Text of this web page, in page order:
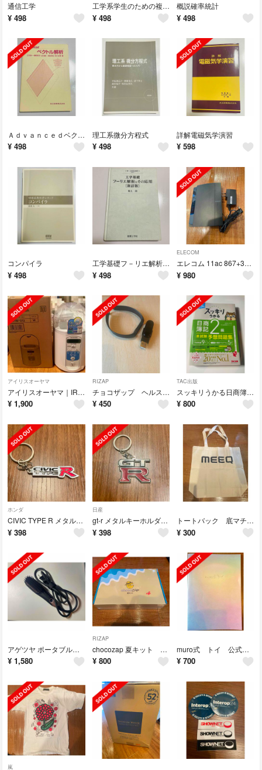
通信工学
¥ 498
工学系学生のための複素関数攻略への一本道
¥ 498
概説確率統計
¥ 498
Ａｄｖａｎｃｅｄベクトル解析
¥ 498
理工系微分方程式
¥ 498
詳解電磁気学演習
¥ 598
コンパイラ
¥ 498
工学基礎フ－リエ解析とその応用
¥ 498
ELECOM
エレコム 11ac 867+300Mbps 無線LANルーター WRC-1167
¥ 980
アイリスオーヤマ
アイリスオーヤマ｜IRIS OHYAMA KYM-013 ヨーグルトメーカー 9
¥ 1,900
RIZAP
チョコザップ ヘルスウォッチ
¥ 450
TAC出版
スッキリうかる日商簿記２級本試験予想問題集
¥ 800
ホンダ
CIVIC TYPE R メタルキーホルダー BK9
¥ 398
日産
gt-r メタルキーホルダー BNR34
¥ 398
トートバック 底マチ付き
¥ 300
アゲツヤ ポータブルミニブラシ QS-17108
¥ 1,580
RIZAP
chocozap 夏キット 2024
¥ 800
muro式 トイ 公式パンフレット
¥ 700
嵐